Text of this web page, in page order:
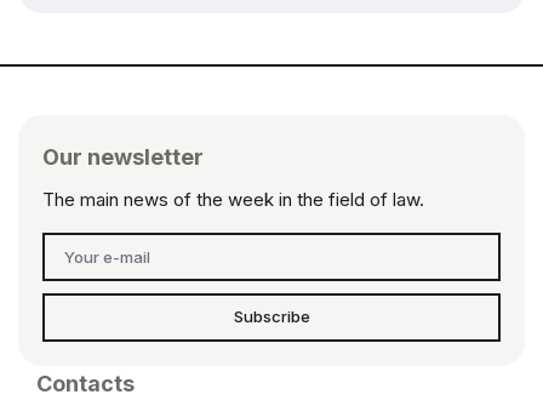
Our newsletter
The main news of the week in the field of law.
Subscribe
Contacts